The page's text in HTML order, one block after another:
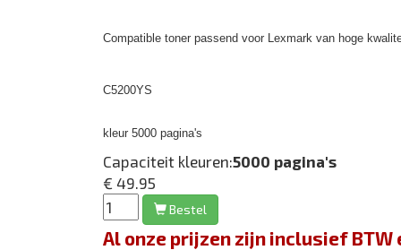
Compatible toner passend voor Lexmark van hoge
C5200YS
kleur 5000 pagina's
Capaciteit kleuren:5000 pagina's
€ 49.95
Bestel
Al onze prijzen zijn inclusief